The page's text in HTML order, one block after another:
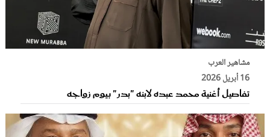
مشاهير العرب
16 أبريل 2026
تفاصيل أغنية محمد عبده لابنه "بدر" بيوم زواجه